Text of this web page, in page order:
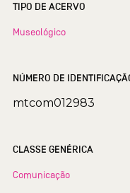
TIPO DE ACERVO
Museológico
NÚMERO DE
mtcom012983
CLASSE GENÉRICA
Comunicação